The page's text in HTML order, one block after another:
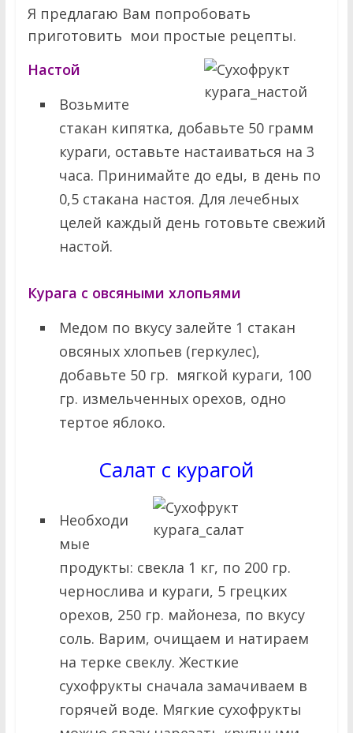
Я предлагаю Вам попробовать
приготовить мои простые рецепты.
Настой
Возьмите
стакан кипятка, добавьте 50 грамм
кураги, оставьте настаиваться на 3
часа. Принимайте до еды, в день по
0,5 стакана настоя. Для лечебных
целей каждый день готовьте свежий
настой.
Курага с овсяными хлопьями
Медом по вкусу залейте 1 стакан
овсяных хлопьев (геркулес),
добавьте 50 гр. мягкой кураги, 100
гр. измельченных орехов, одно
тертое яблоко.
Салат с курагой
Необходи
мые
продукты: свекла 1 кг, по 200 гр.
чернослива и кураги, 5 грецких
орехов, 250 гр. майонеза, по вкусу
соль. Варим, очищаем и натираем
на терке свеклу. Жесткие
сухофрукты сначала замачиваем в
горячей воде. Мягкие сухофрукты